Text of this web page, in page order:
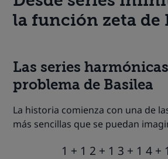
la función zeta de
Las series
problema de Basilea
La historia comienza con una de
más sencillas que se puedan
1 + 1 2 + 1 3 + 1 4 + 1